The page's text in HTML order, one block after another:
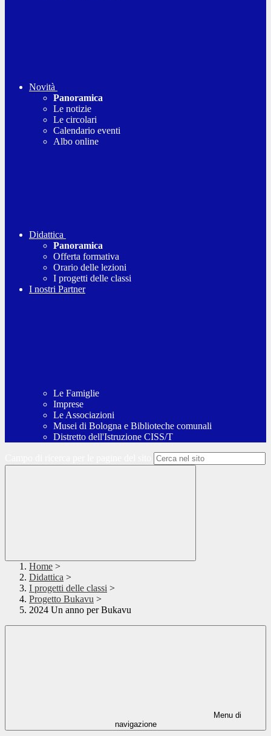
Novità
Panoramica
Le notizie
Le circolari
Calendario eventi
Albo online
Didattica
Panoramica
Offerta formativa
Orario delle lezioni
I progetti delle classi
I nostri Partner
Le Famiglie
Imprese
Le Associazioni
Musei di Bologna e Biblioteche comunali
Distretto dell'Istruzione CISS/T
Home >
Didattica >
I progetti delle classi >
Progetto Bukavu >
2024 Un anno per Bukavu
Menu di
navigazione